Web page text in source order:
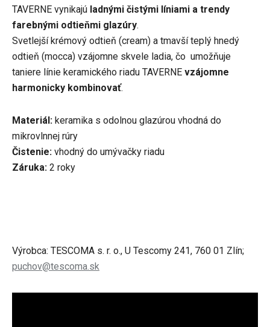
TAVERNE vynikajú ladnými čistými líniami a trendy
farebnými odtieňmi glazúry.
Svetlejší krémový odtieň (cream) a tmavší teplý hnedý
odtieň (mocca) vzájomne skvele ladia, čo umožňuje
taniere línie keramického riadu TAVERNE vzájomne
harmonicky kombinovať.
Materiál: keramika s odolnou glazúrou vhodná do
mikrovlnnej rúry
Čistenie: vhodný do umývačky riadu
Záruka: 2 roky
Výrobca: TESCOMA s. r. o., U Tescomy 241, 760 01 Zlín;
puchov@tescoma.sk